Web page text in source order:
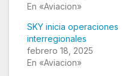
En «Aviacion»
SKY inicia operaciones
interregionales
febrero 18, 2025
En «Aviacion»